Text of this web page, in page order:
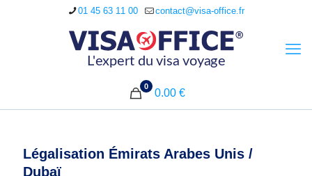
01 45 63 11 00 contact@visa-office.fr
0
0.00 €
Légalisation Émirats Arabes Unis /
Dubaï